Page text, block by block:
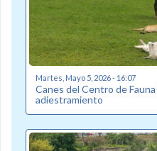
Martes, Mayo 5, 2026 - 16:07
Canes del Centro de
adiestramiento